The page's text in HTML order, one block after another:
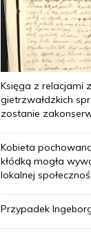
Księga z relacjami
gietrzwałdzkich
zostanie
Kobieta
kłódką mogła
lokalnej
Przypadek